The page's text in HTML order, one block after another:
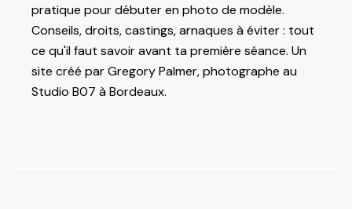
pratique pour débuter en photo de modèle.
Conseils, droits, castings, arnaques à éviter : tout
ce qu'il faut savoir avant ta première séance. Un
site créé parGregory Palmer, photographe au
Studio B07 à Bordeaux.